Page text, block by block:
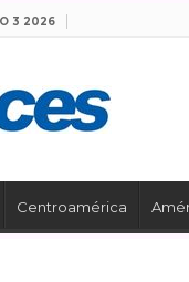
3 2026
Centroamérica